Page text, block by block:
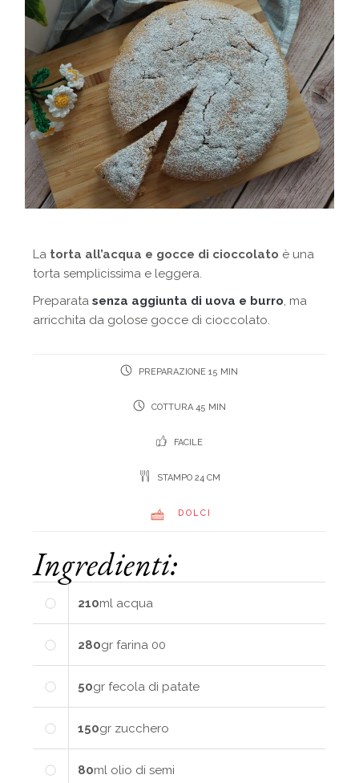
La torta all’acqua e gocce di cioccolato è una
torta semplicissima e leggera.
Preparata senza aggiunta di uova e burro, ma
arricchita da golose gocce di cioccolato.
PREPARAZIONE 15 MIN
COTTURA 45 MIN
FACILE
STAMPO 24 CM
DOLCI
Ingredienti:
210ml acqua
280gr farina 00
50gr fecola di patate
150gr zucchero
80ml olio di semi